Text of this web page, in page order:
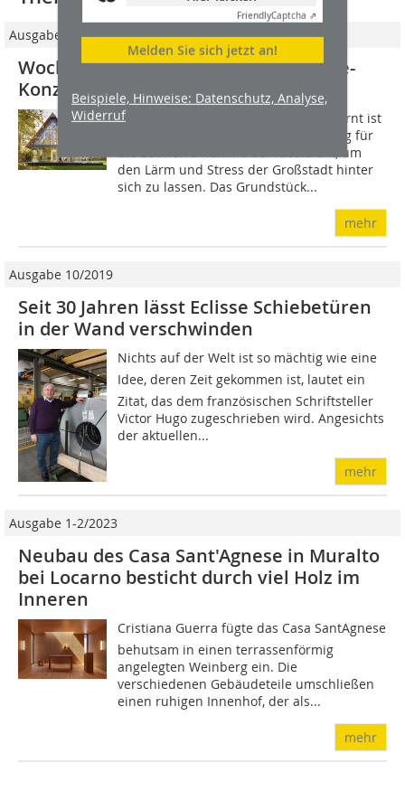
FriendlyCaptcha ⇗
Melden Sie sich jetzt an!
Beispiele, Hinweise: Datenschutz, Analyse,
Widerruf
Ausgabe 03/2024
Wochenendhaus mit Cradle-to-Cradle-
Konzept im Spreewald
Nur eine Autostunde von Berlin entfernt ist
die Kauperinsel in der Gemeinde Burg für
die Bauherrenfamilie der ideale Ort, um
den Lärm und Stress der Großstadt hinter
sich zu lassen. Das Grundstück...
mehr
Ausgabe 10/2019
Seit 30 Jahren lässt Eclisse Schiebetüren
in der Wand verschwinden
Nichts auf der Welt ist so mächtig wie eine
Idee, deren Zeit gekommen ist, lautet ein
Zitat, das dem französischen Schriftsteller
Victor Hugo zugeschrieben wird. Angesichts
der aktuellen...
mehr
Ausgabe 1-2/2023
Neubau des Casa Sant'Agnese in Muralto
bei Locarno besticht durch viel Holz im
Inneren
Cristiana Guerra fügte das Casa SantAgnese
behutsam in einen terrassenförmig
angelegten Weinberg ein. Die
verschiedenen Gebäudeteile umschließen
einen ruhigen Innenhof, der als...
mehr